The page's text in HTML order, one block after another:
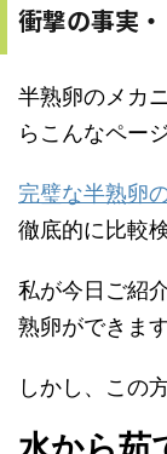
衝撃の事実・
半熟卵のメカ
らこんなページ
完璧な半熟卵
徹底的に比較
私が今日ご紹
熟卵ができます
しかし、この